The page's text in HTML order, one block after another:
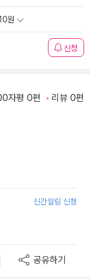
원
신청
자평 0편 리뷰 0편
신간알림 신청
공유하기